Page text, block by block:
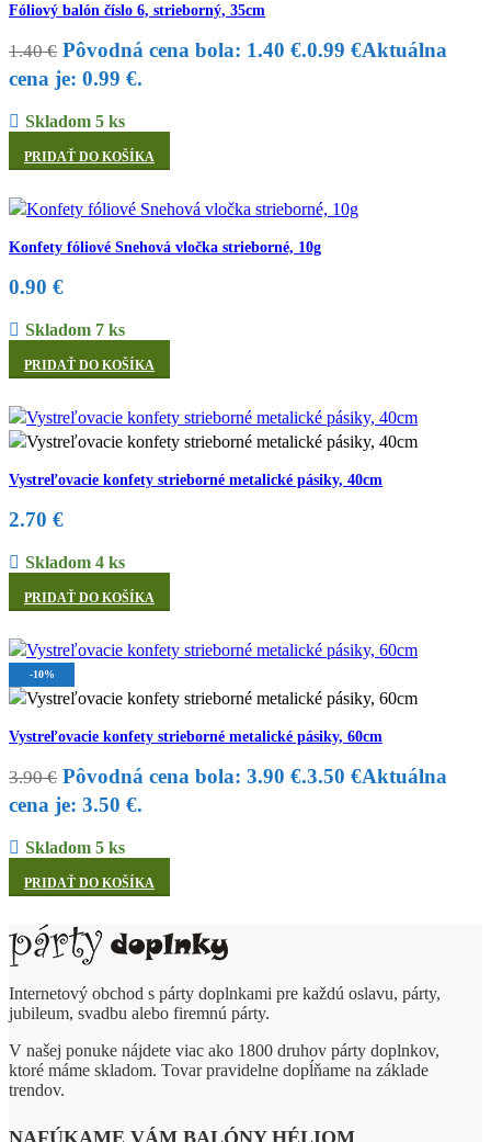
Fóliový balón číslo 6, strieborný, 35cm
1.40€ Pôvodná cena bola: 1.40 €.0.99 €Aktuálna
cena je: 0.99 €.
Skladom 5 ks
PRIDAŤ DO KOŠÍKA
Konfety fóliové Snehová vločka strieborné, 10g
0.90 €
Skladom 7 ks
PRIDAŤ DO KOŠÍKA
Vystreľovacie konfety strieborné metalické pásiky, 40cm
2.70 €
Skladom 4 ks
PRIDAŤ DO KOŠÍKA
-10%
Vystreľovacie konfety strieborné metalické pásiky, 60cm
3.90€ Pôvodná cena bola: 3.90 €.3.50 €Aktuálna
cena je: 3.50 €.
Skladom 5 ks
PRIDAŤ DO KOŠÍKA
Internetový obchod s párty doplnkami pre každú oslavu, párty,
jubileum, svadbu alebo firemnú párty.
V našej ponuke nájdete viac ako 1800 druhov párty doplnkov,
ktoré máme skladom. Tovar pravidelne dopĺňame na základe
trendov.
NAFÚKAME VÁM BALÓNY HÉLIOM